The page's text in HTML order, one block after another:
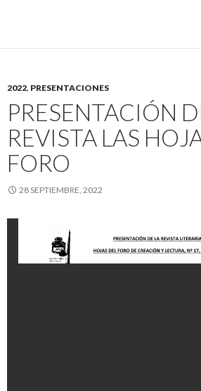
2022, PRESENTACIONES
PRESENTACIÓN
REVISTA LAS
FORO
28 SEPTIEMBRE, 2022